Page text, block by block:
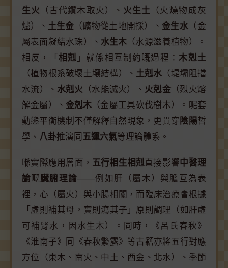
生火 （古代鑽木取火）、 火生土 （火燒物成灰
燼）、 土生金 （礦物從土地開採）、 金生水 （金
屬表面凝結水珠）、 水生木 （水源滋養植物）。
相反，「 相剋 」就係相互制約嘅過程： 木剋土
（植物根系破壞土壤結構）、 土剋水 （堤壩阻擋
水流）、 水剋火 （水能滅火）、 火剋金 （烈火熔
解金屬）、 金剋木 （金屬工具砍伐樹木）。呢套
動態平衡機制不僅解釋自然現象，更貫穿 陰陽哲
學、 八卦推演同 五運六氣等理論體系。
喺實際應用層面， 五行相生相剋直接影響中醫理
論嘅臟腑理論——例如肝（屬木）與膽互為表
裡，心（屬火）與小腸相關，而臨床治療會根據
「虛則補其母，實則瀉其子」原則調理（如肝虛
可補腎水，因水生木）。同時，《呂氏春秋》
《淮南子》同《春秋繁露》等古籍亦將五行對應
方位（東木、南火、中土、西金、北水）、季節